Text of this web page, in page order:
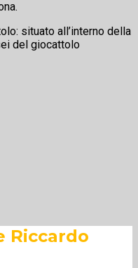
situato all’interno della
del giocattolo
Riccardo